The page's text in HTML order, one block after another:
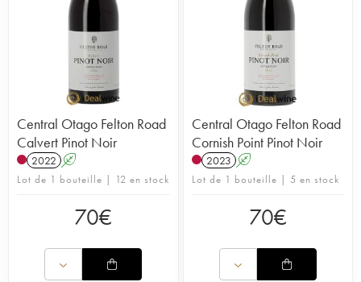
Central Otago Felton Road
Calvert Pinot Noir
2022 A
Lot de 1 bouteille | 12 en stock
70€
Central Otago Felton Road
Cornish Point Pinot Noir
2023 A
Lot de 1 bouteille | 5 en stock
70€